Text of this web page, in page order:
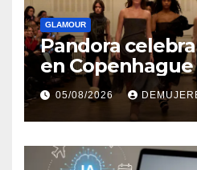
GLAMOUR
Pandora
en
Copenhagen
través de
05/08/2026